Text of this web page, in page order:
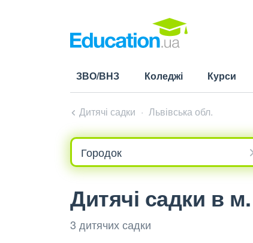
ЗВО/ВНЗ Коледжі Курси
Дитячі садки Львівська обл.
Дитячі садки в
3 дитячих садки